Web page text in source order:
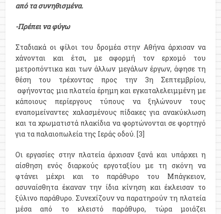
από τα συνηθισμένα.
-Πρέπει να φύγω
Σταδιακά οι φίλοι του δρομέα στην Αθήνα άρχισαν να
χάνονται και έτσι, με αφορμή τον ερχομό του
μετροπόντικα και των άλλων μεγάλων έργων, άφησε τη
θέση του τρέχοντας προς την 3η Σεπτεμβρίου,
αφήνοντας μια πλατεία έρημη και εγκαταλελειμμένη με
κάποιους περίεργους τύπους να ξηλώνουν τους
εναπομείναντες χαλασμένους πίδακες για ανακύκλωση
και τα χρωματιστά πλακίδια να φορτώνονται σε φορτηγό
για τα παλαιοπωλεία της Ιεράς οδού. [3]
Οι εργασίες στην πλατεία άρχισαν ξανά και υπάρχει η
αίσθηση ενός διαρκούς εργοταξίου με τη σκόνη να
φτάνει μέχρι και το παράθυρο του Μπάγκειον,
ασυναίσθητα έκαναν την ίδια κίνηση και έκλεισαν το
ξύλινο παράθυρο. Συνεχίζουν να παρατηρούν τη πλατεία
μέσα από το κλειστό παράθυρο, τώρα μοιάζει